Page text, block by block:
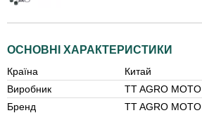
ОСНОВНІ ХАРАКТЕРИСТИКИ
Країна
Китай
Виробник
TT AGRO MOTO
Бренд
TT AGRO MOTO